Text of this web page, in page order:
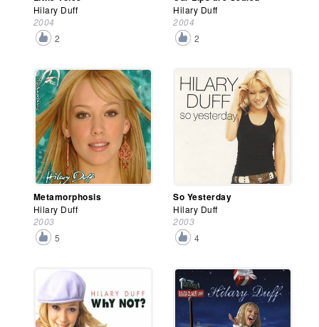
Hilary Duff
2004
2
Hilary Duff
2004
2
Metamorphosis
Hilary Duff
2003
5
So Yesterday
Hilary Duff
2003
4